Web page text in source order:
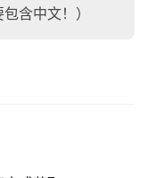
含中文！）